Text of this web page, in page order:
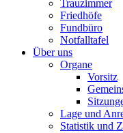
Trauzimmer
Friedhöfe
Fundbüro
Notfalltafel
Über uns
Organe
Vorsitz
Lage und
Statistik und